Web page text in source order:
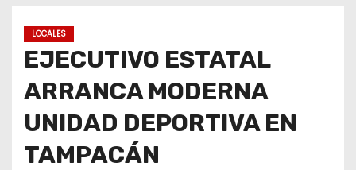
LOCALES
EJECUTIVO ESTATAL
ARRANCA MODERNA
UNIDAD DEPORTIVA EN
TAMPACÁN